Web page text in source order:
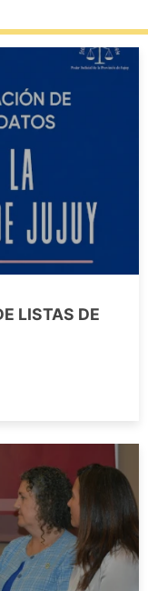
LISTAS DE